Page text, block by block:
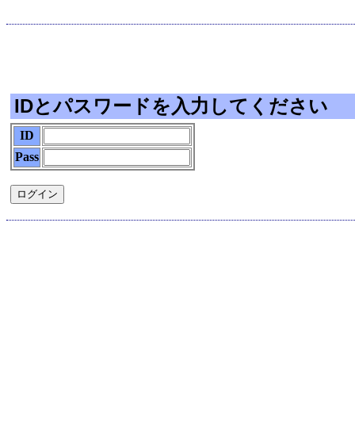
IDとパスワードを入力してください
ID
Pass